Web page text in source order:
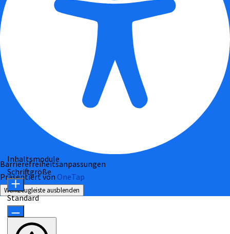
Barrierefreiheitsanpassungen
Präsentiert von OneTap
Werkzeugleiste ausblenden
Inhaltsmodule
Schriftgröße
Standard